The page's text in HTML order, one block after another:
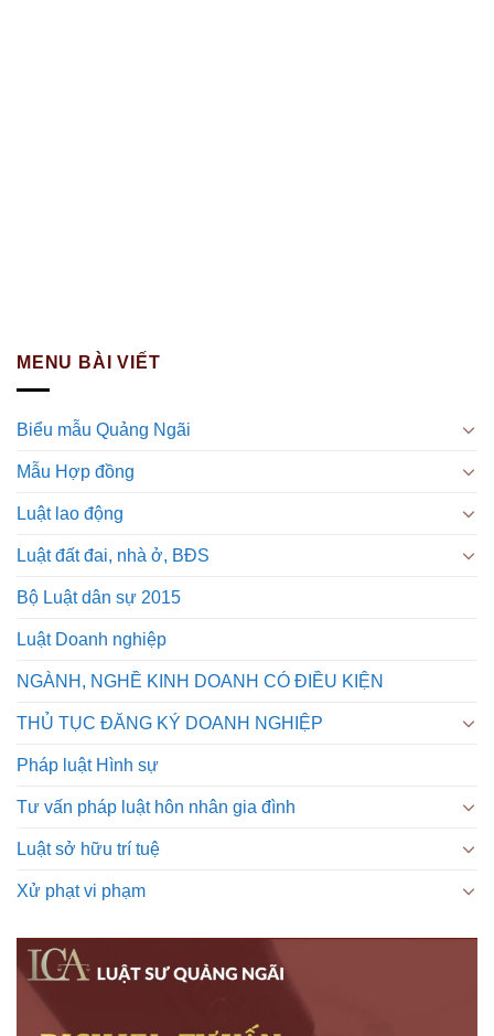
MENU BÀI VIẾT
Biểu mẫu Quảng Ngãi
Mẫu Hợp đồng
Luật lao động
Luật đất đai, nhà ở, BĐS
Bộ Luật dân sự 2015
Luật Doanh nghiệp
NGÀNH, NGHỀ KINH DOANH CÓ ĐIỀU KIỆN
THỦ TỤC ĐĂNG KÝ DOANH NGHIỆP
Pháp luật Hình sự
Tư vấn pháp luật hôn nhân gia đình
Luật sở hữu trí tuệ
Xử phạt vi phạm